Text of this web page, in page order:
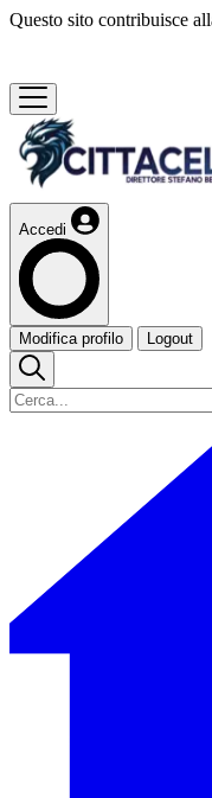
Questo sito contribuisce
Accedi
Modifica profilo Logout